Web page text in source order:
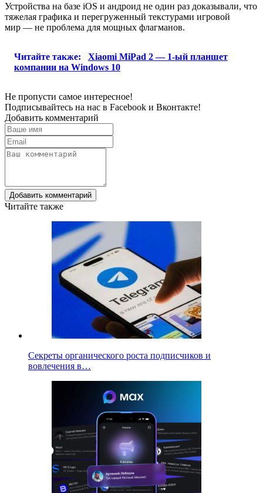
Устройства на базе iOS и андроид не один раз доказывали, что
тяжелая графика и перегруженный текстурами игровой
мир — не проблема для мощных флагманов.
Читайте также:
Xiaomi MiPad 2 — 1-ый планшет
компании на Windows 10
Не пропусти самое интересное!
Подписывайтесь на нас в Facebook и Вконтакте!
Добавить комментарий
Добавить комментарий
Читайте также
Секреты органического роста подписчиков и
вовлечения в…